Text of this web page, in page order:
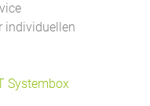
individuellen
Systembox